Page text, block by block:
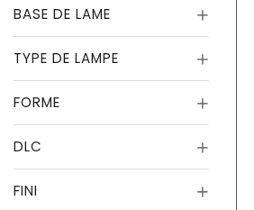
BASE DE LAME
TYPE DE LAMPE
FORME
DLC
FINI